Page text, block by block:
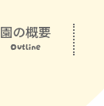
園の概要
Outline